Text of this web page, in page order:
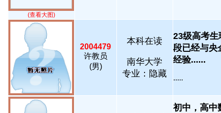
(查看大图)
2004479
许教员
(男)
本科在读
南华大学
专业：隐藏
23级高考
段已经与央
经验......
.....
初中，高中